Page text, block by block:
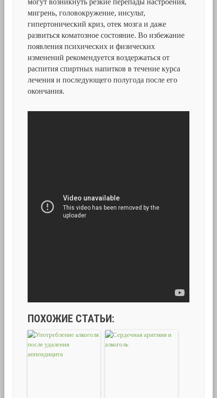
могут возникнуть резкие перепады настроения,
мигрень, головокружение, инсульт,
гипертонический криз, отек мозга и даже
развиться коматозное состояние. Во избежание
появления психических и физических
изменений рекомендуется воздержаться от
распития спиртных напитков в течение курса
лечения и последующего полугода после его
окончания.
ПОХОЖИЕ СТАТЬИ: